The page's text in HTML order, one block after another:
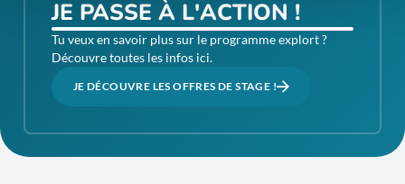
JE PASSE À L'ACTION !
Tu veux en savoir plus sur le programme explort ?
Découvre toutes les infos ici.
JE DÉCOUVRE LES OFFRES DE STAGE !